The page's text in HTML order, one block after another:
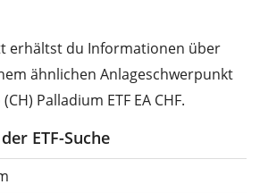
erhältst du Informationen über
ähnlichen Anlageschwerpunkt
Palladium ETF EA CHF.
ETF-Suche